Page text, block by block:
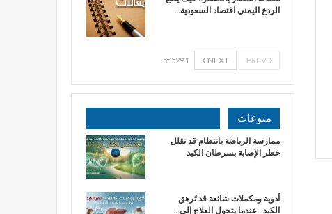
الردع اليمني اقتصاد السعودية…
NEXT
1 of 529
منوعات
ممارسة الرياضة بانتظام قد تقلل
خطر الإصابة بسرطان الكبد
أدوية ومكملات شائعة قد تُرهق
الكبد.. عندما يتحول العلاج إلى…